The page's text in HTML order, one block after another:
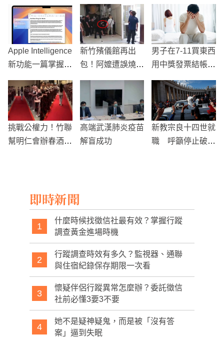
Apple Intelligence
新功能一篇掌握 S
成指令
新竹殯儀館再出
包！阿嬤遭誤燒，
一面見不到」 蓮
芳禮儀公司還偷打
人
男子在7-11買東西
用中獎發票結帳，
臉！
挑戰公權力！竹聯
幫明仁會辦春酒請
高端武漢肺炎疫苗
解盲成功
新教宗良十四世就
職 呼籲停止破壞
即時新聞
1
什麼時候找徵信社最有效？掌握行蹤
調查黃金進場時機
2
行蹤調查時效有多久？監視器、通聯
與住宿紀錄保存期限一次看
3
懷疑伴侶行蹤異常怎麼辦？委託徵信
社前必懂3要3不要
4
她不是疑神疑鬼，而是被「沒有答
案」逼到失眠